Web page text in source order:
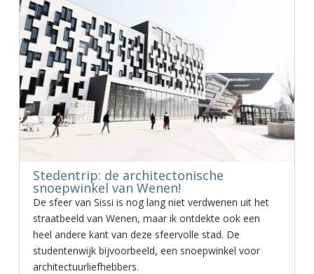
Stedentrip: de architectonische
snoepwinkel van Wenen!
De sfeer van Sissi is nog lang niet verdwenen uit het
straatbeeld van Wenen, maar ik ontdekte ook een
heel andere kant van deze sfeervolle stad. De
studentenwijk bijvoorbeeld, een snoepwinkel voor
architectuurliefhebbers.